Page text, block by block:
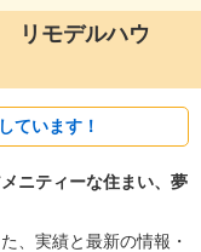
リモデルハウ
ています！
メニティーな住まい、夢
、実績と最新の情報・